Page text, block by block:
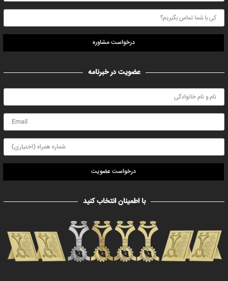
درخواست مشاوره
عضویت در خبرنامه
درخواست عضویت
با اطمینان انتخاب کنید